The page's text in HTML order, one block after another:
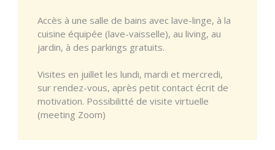
Accès à une salle de bains avec lave-linge, à la
cuisine équipée (lave-vaisselle), au living, au
jardin, à des parkings gratuits.
Visites en juillet les lundi, mardi et mercredi,
sur rendez-vous, après petit contact écrit de
motivation. Possibilitté de visite virtuelle
(meeting Zoom)